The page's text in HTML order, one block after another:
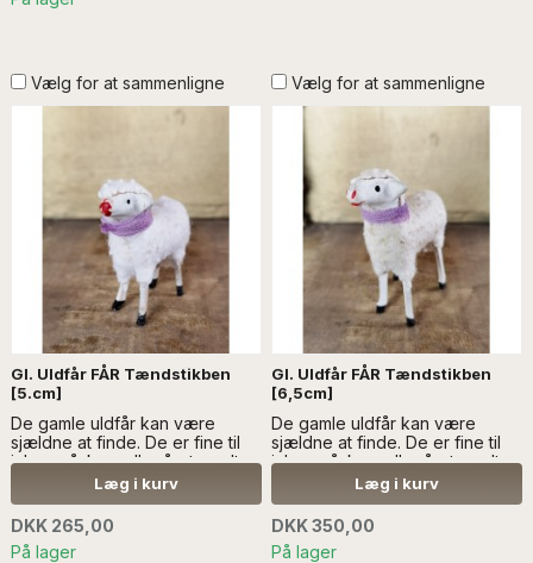
Vælg for at sammenligne
Gl. Uldfår FÅR Tændstikben
[5.cm]
De gamle uldfår kan være
sjældne at finde. De er fine til
jul og påske - eller året rundt.
Fårene er meget gamle, og
håndlavede....LÆS MERE
SÆLGES UDEN ANDEN
DEKORATION
Læg i kurv
DKK 265,00
På lager
Vælg for at sammenligne
Gl. Uldfår FÅR Tændstikben
[6,5cm]
De gamle uldfår kan være
sjældne at finde. De er fine til
jul og påske - eller året rundt.
Fårene er meget gamle, og
håndlavede....LÆS MERE
SÆLGES UDEN ANDEN
DEKORATION
Læg i kurv
DKK 350,00
På lager